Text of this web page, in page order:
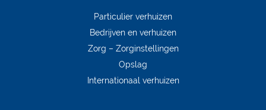
Particulier verhuizen
Bedrijven en verhuizen
Zorg – Zorginstellingen
Opslag
Internationaal verhuizen